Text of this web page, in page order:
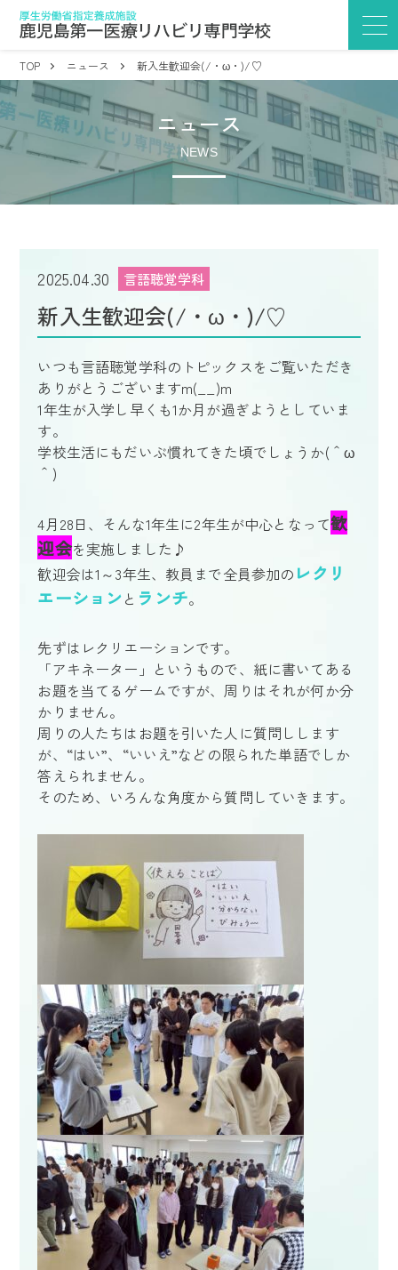
TOP ニュース 新入生歓迎会(/・ω・)/♡
ニュース
NEWS
2025.04.30 言語聴覚学科
新入生歓迎会(/・ω・)/♡
いつも言語聴覚学科のトピックスをご覧いただき
ありがとうございますm(__)m
1年生が入学し早くも1か月が過ぎようとしていま
す。
学校生活にもだいぶ慣れてきた頃でしょうか(＾ω
＾)
4月28日、そんな1年生に2年生が中心となって歓
迎会を実施しました♪
歓迎会は1～3年生、教員まで全員参加の レクリ
エーションと ランチ。
先ずはレクリエーションです。
「アキネーター」というもので、紙に書いてある
お題を当てるゲームですが、周りはそれが何か分
かりません。
周りの人たちはお題を引いた人に質問しします
が、“はい”、“いいえ”などの限られた単語でしか
答えられません。
そのため、いろんな角度から質問していきます。